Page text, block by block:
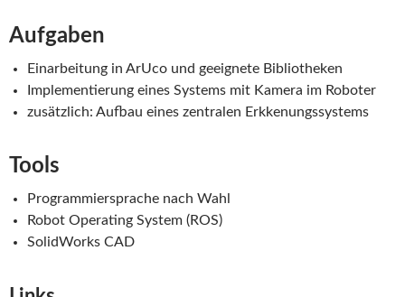
Aufgaben
Einarbeitung in ArUco und geeignete Bibliotheken
Implementierung eines Systems mit Kamera im Roboter
zusätzlich: Aufbau eines zentralen Erkkenungssystems
Tools
Programmiersprache nach Wahl
Robot Operating System (ROS)
SolidWorks CAD